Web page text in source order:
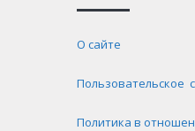
О сайте
Пользовательское
Политика в